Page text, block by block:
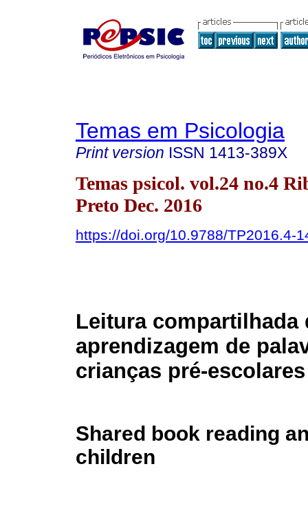
Temas em Psicologia
Print version ISSN 1413-389X
Temas psicol. vol.24 no.4
Preto Dec. 2016
https://doi.org/10.9788/TP2016.4-
Leitura compartilhada
aprendizagem de
crianças pré-escolares
Shared book reading
children